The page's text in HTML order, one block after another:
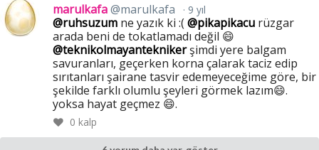
marulkafa@marulkafa 9 yıl
@ruhsuzum ne yazık ki :(@pikapikacu rüzgar
arada beni de tokatlamadı değil 😄
@teknikolmayanteknikerşimdi yere balgam
savuranları, geçerken korna çalarak taciz edip
sırıtanları şairane tasvir edemeyeceğime göre, bir
şekilde farklı olumlu şeyleri görmek lazım😄.
yoksa hayat geçmez 😄.
0 kalp